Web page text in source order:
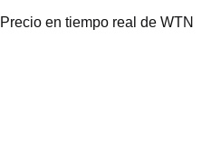
Precio en tiempo real de WTN